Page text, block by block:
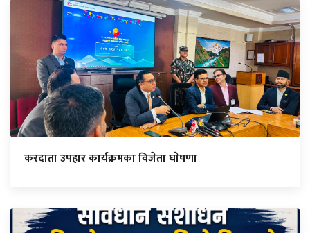
करदाता उपहार कार्यक्रमका विजेता घाेषणा